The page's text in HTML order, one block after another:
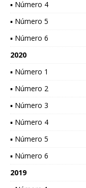
▪ Número 4
▪ Número 5
▪ Número 6
2020
▪ Número 1
▪ Número 2
▪ Número 3
▪ Número 4
▪ Número 5
▪ Número 6
2019